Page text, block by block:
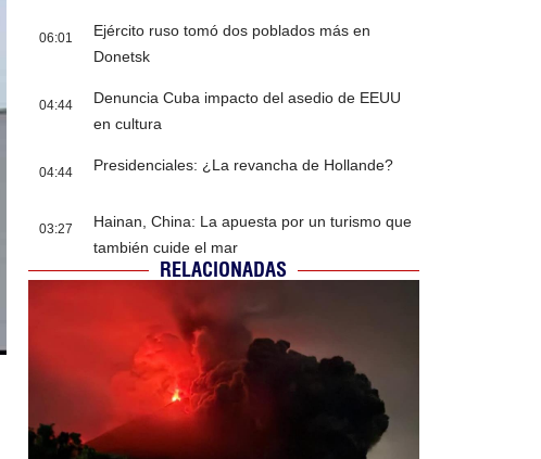
06:01
Ejército ruso tomó dos poblados más en
Donetsk
04:44
Denuncia Cuba impacto del asedio de EEUU
en cultura
04:44 Presidenciales: ¿La revancha de Hollande?
03:27
Hainan, China: La apuesta por un turismo que
también cuide el mar
RELACIONADAS